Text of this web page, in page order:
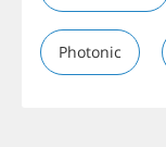
Photonic